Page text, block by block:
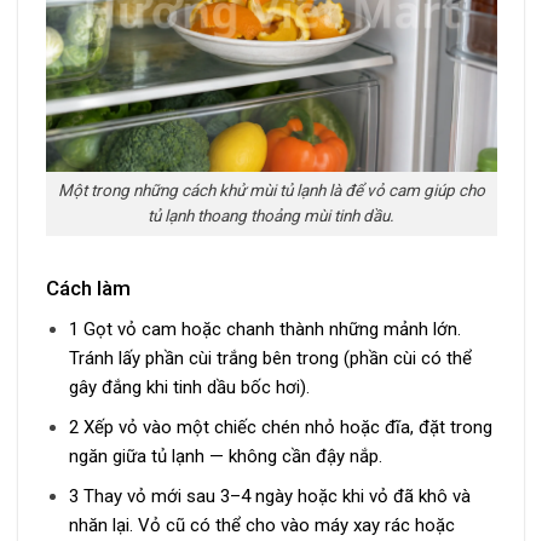
Một trong những cách khử mùi tủ lạnh là để vỏ cam giúp cho
tủ lạnh thoang thoảng mùi tinh dầu.
Cách làm
1 Gọt vỏ cam hoặc chanh thành những mảnh lớn.
Tránh lấy phần cùi trắng bên trong (phần cùi có thể
gây đắng khi tinh dầu bốc hơi).
2 Xếp vỏ vào một chiếc chén nhỏ hoặc đĩa, đặt trong
ngăn giữa tủ lạnh — không cần đậy nắp.
3 Thay vỏ mới sau 3–4 ngày hoặc khi vỏ đã khô và
nhăn lại. Vỏ cũ có thể cho vào máy xay rác hoặc